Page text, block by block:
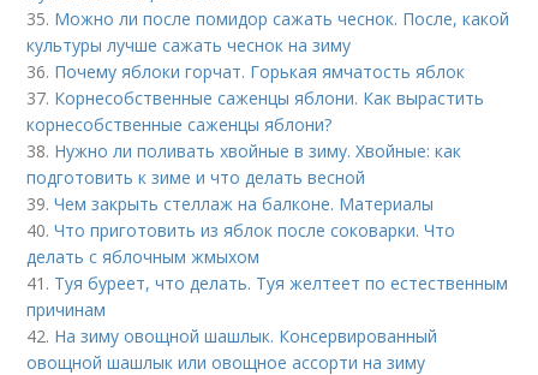
35. Можно ли после помидор сажать чеснок. После, какой
культуры лучше сажать чеснок на зиму
36. Почему яблоки горчат. Горькая ямчатость яблок
37. Корнесобственные саженцы яблони. Как вырастить
корнесобственные саженцы яблони?
38. Нужно ли поливать хвойные в зиму. Хвойные: как
подготовить к зиме и что делать весной
39.Чем закрыть стеллаж на балконе. Материалы
40.Что приготовить из яблок после соковарки. Что
делать с яблочным жмыхом
41. Туя буреет, что делать. Туя желтеет по естественным
причинам
42. На зиму овощной шашлык. Консервированный
овощной шашлык или овощное ассорти на зиму